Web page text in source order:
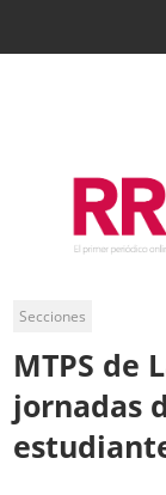
Secciones
MTPS de
jornadas